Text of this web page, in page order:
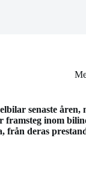
senaste
framsteg inom
från deras